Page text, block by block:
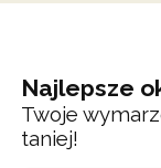
Najlepsze
Twoje
taniej!